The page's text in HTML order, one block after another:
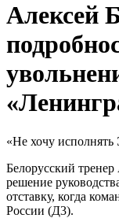
Алексей
«Не хочу
Белорусский
решение
отставку, когда
России (Д3).